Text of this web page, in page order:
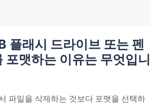
플래시 드라이브 또는 펜
포맷하는 이유는 무엇입니
파일을 삭제하는 것보다 포맷을 선택하